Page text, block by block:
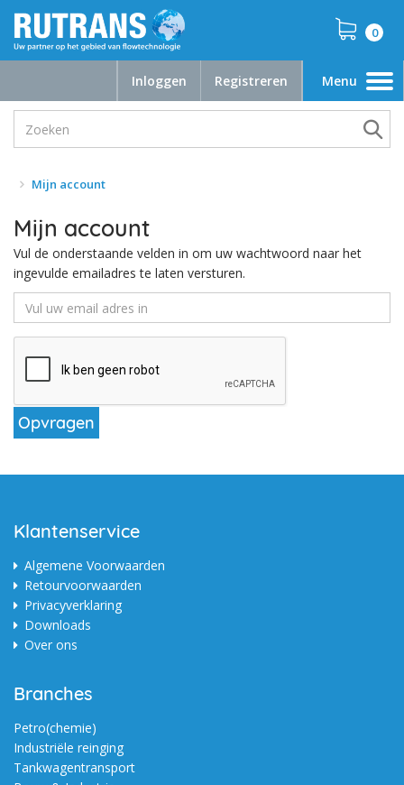
0
Inloggen Registreren
Toggle
navigation
Menu
Mijn account
Mijn account
Vul de onderstaande velden in om uw wachtwoord naar het
ingevulde emailadres te laten versturen.
Klantenservice
Algemene Voorwaarden
Retourvoorwaarden
Privacyverklaring
Downloads
Over ons
Branches
Petro(chemie)
Industriële reinging
Tankwagentransport